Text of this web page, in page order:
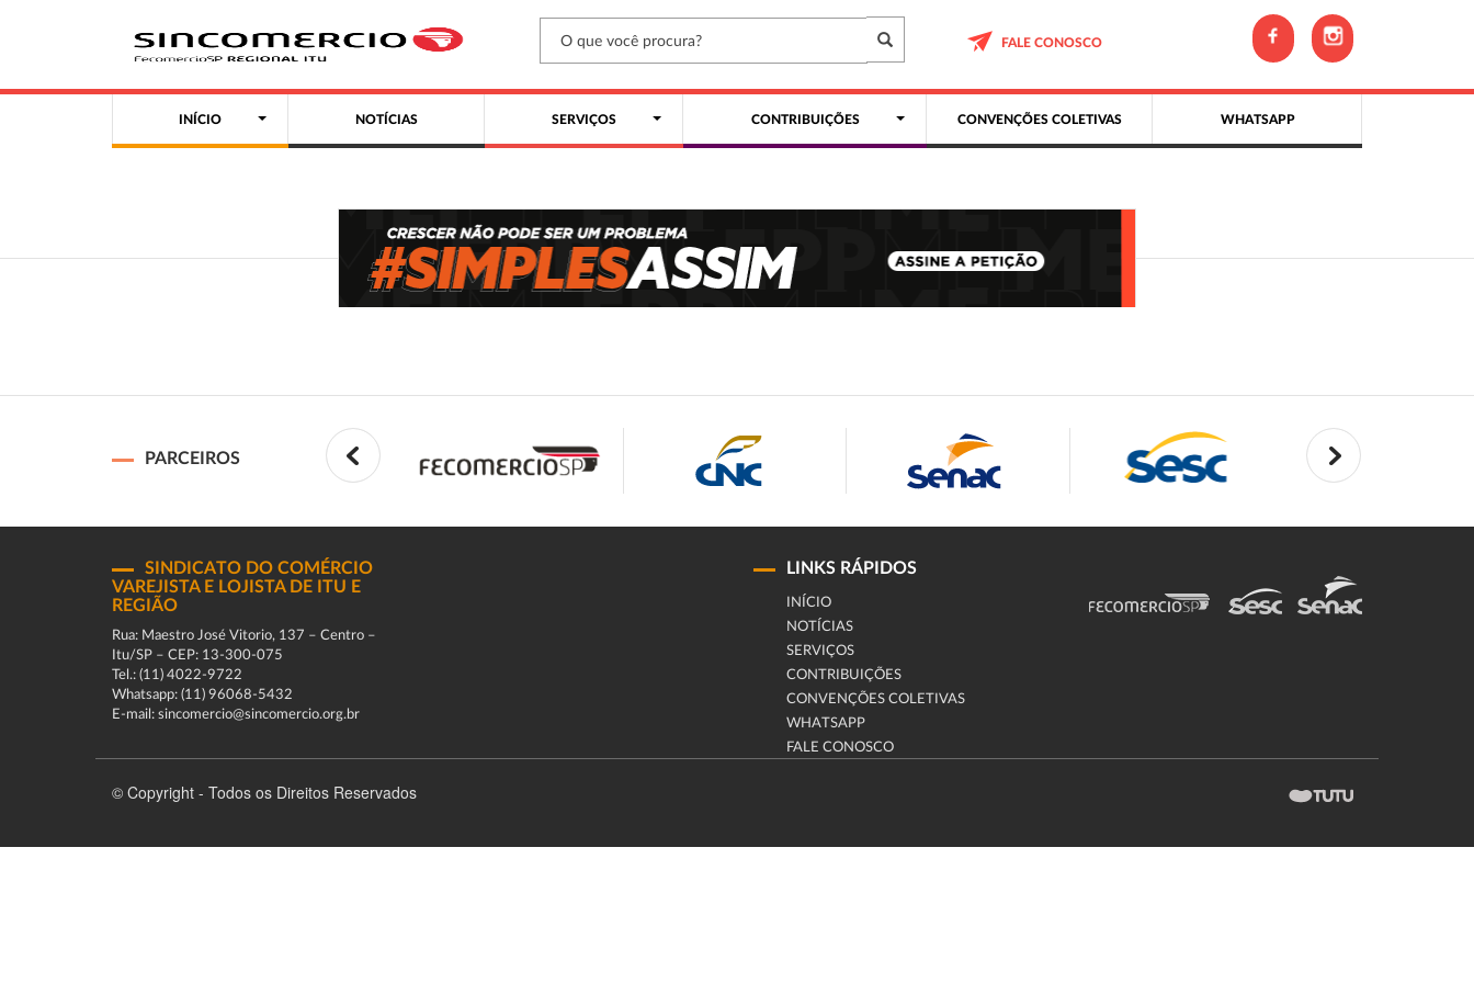
FALE CONOSCO
INÍCIO NOTÍCIAS SERVIÇOS CONTRIBUIÇÕES CONVENÇÕES COLETIVAS WHATSAPP
PARCEIROS
SINDICATO DO COMÉRCIO
VAREJISTA E LOJISTA DE ITU E
REGIÃO
Rua: Maestro José Vitorio, 137 – Centro –
Itu/SP – CEP: 13-300-075
Tel.: (11) 4022-9722
Whatsapp: (11) 96068-5432
E-mail: sincomercio@sincomercio.org.br
LINKS RÁPIDOS
INÍCIO
NOTÍCIAS
SERVIÇOS
CONTRIBUIÇÕES
CONVENÇÕES COLETIVAS
WHATSAPP
FALE CONOSCO
© Copyright - Todos os Direitos Reservados